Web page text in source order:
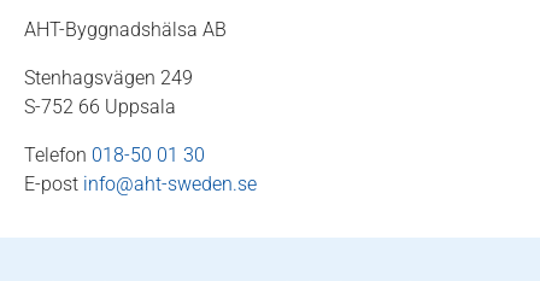
AHT-Byggnadshälsa AB
Stenhagsvägen 249
S-752 66 Uppsala
Telefon 018-50 01 30
E-post info@aht-sweden.se